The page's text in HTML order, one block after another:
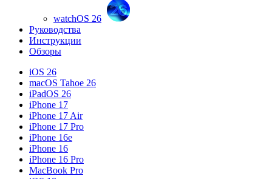
watchOS 26
Руководства
Инструкции
Обзоры
iOS 26
macOS Tahoe 26
iPadOS 26
iPhone 17
iPhone 17 Air
iPhone 17 Pro
iPhone 16e
iPhone 16
iPhone 16 Pro
MacBook Pro